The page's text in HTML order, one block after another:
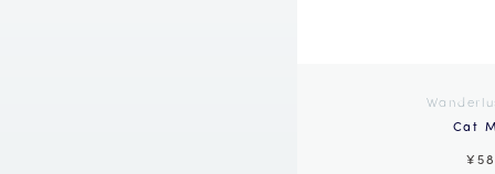
Cat